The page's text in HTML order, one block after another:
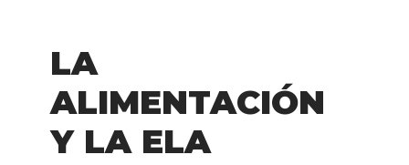
LA
ALIMENTACIÓN
Y LA ELA